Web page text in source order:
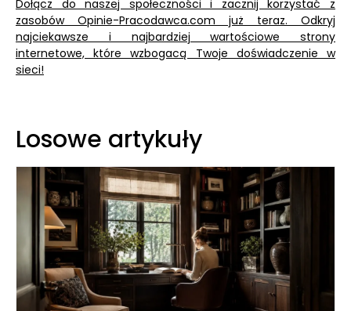
Dołącz do naszej społeczności i zacznij korzystać z
zasobów Opinie-Pracodawca.com już teraz. Odkryj
najciekawsze i najbardziej wartościowe strony
internetowe, które wzbogacą Twoje doświadczenie w
sieci!
Losowe artykuły